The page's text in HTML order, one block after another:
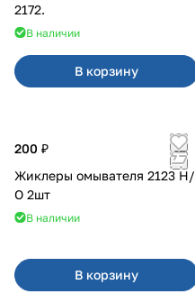
2172.
В наличии
В корзину
200 ₽
Жиклеры омывателя 2123 Н/
О 2шт
В наличии
В корзину